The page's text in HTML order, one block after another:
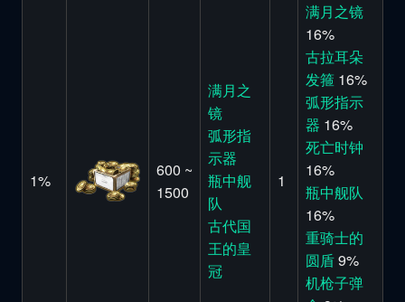
1%
600 ~
1500
满月之
镜
弧形指
示器
瓶中舰
队
古代国
王的皇
冠
1
满月之镜
16%
古拉耳朵
发箍 16%
弧形指示
器 16%
死亡时钟
16%
瓶中舰队
16%
重骑士的
圆盾9%
机枪子弹